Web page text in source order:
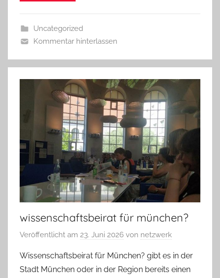
Uncategorized
Kommentar hinterlassen
wissenschaftsbeirat für münchen?
Veröffentlicht am 23. Juni 2026 von netzwerk
Wissenschaftsbeirat für München? gibt es in der
Stadt München oder in der Region bereits einen